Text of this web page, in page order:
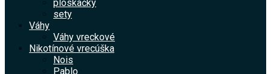
ploskačky
sety
Váhy
Váhy vreckové
Nikotínové vrecúška
Nois
Pablo